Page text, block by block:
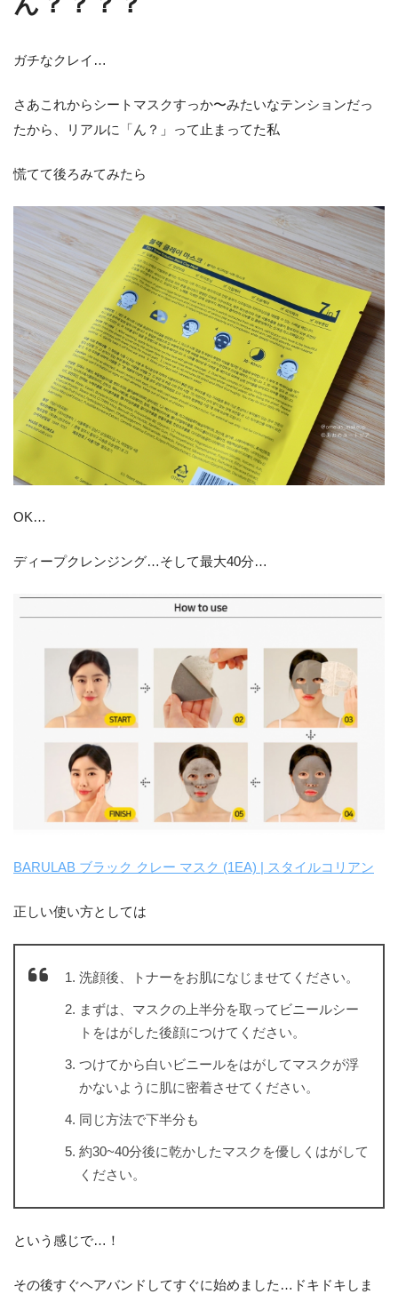
ガチなクレイ…
さあこれからシートマスクすっか〜みたいなテンションだっ
たから、リアルに「ん？」って止まってた私
慌てて後ろみてみたら
OK…
ディープクレンジング…そして最大40分…
BARULAB ブラック クレー マスク (1EA) | スタイルコリアン
正しい使い方としては
洗顔後、トナーをお肌になじませてください。
まずは、マスクの上半分を取ってビニールシー
トをはがした後顔につけてください。
つけてから白いビニールをはがしてマスクが浮
かないように肌に密着させてください。
同じ方法で下半分も
約30~40分後に乾かしたマスクを優しくはがして
ください。
という感じで…！
その後すぐヘアバンドしてすぐに始めました…ドキドキしま